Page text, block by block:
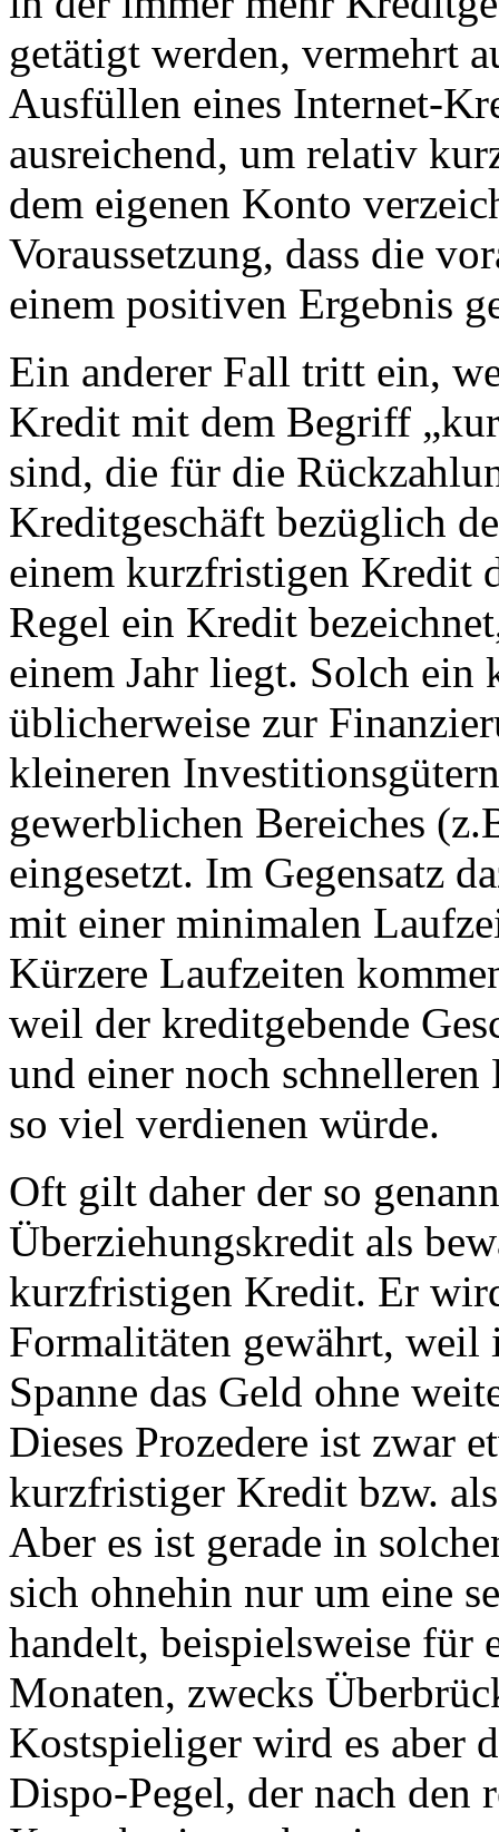
getätigt werden, vermehrt
Ausfüllen eines Internet-
ausreichend, um relativ
dem eigenen Konto
Voraussetzung, dass die
einem positiven Ergebnis
Ein anderer Fall tritt ein,
Kredit mit dem Begriff
sind, die für die
Kreditgeschäft bezüglich
einem kurzfristigen Kredit
Regel ein Kredit
einem Jahr liegt. Solch
üblicherweise zur
kleineren
gewerblichen Bereiches
eingesetzt. Im Gegensatz
mit einer minimalen
Kürzere Laufzeiten
weil der kreditgebende
und einer noch
so viel verdienen würde.
Oft gilt daher der so
Überziehungskredit als
kurzfristigen Kredit. Er
Formalitäten gewährt, weil
Spanne das Geld ohne
Dieses Prozedere ist zwar
kurzfristiger Kredit bzw.
Aber es ist gerade in
sich ohnehin nur um eine
handelt, beispielsweise für
Monaten, zwecks
Kostspieliger wird es aber
Dispo-Pegel, der nach den